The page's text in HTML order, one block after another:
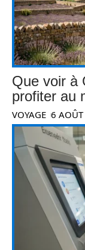
Que voir à
profiter au
VOYAGE 6